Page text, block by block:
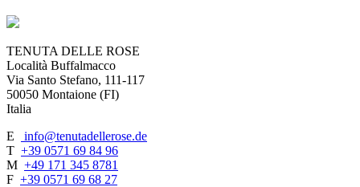
TENUTA DELLE ROSE
Località Buffalmacco
Via Santo Stefano, 111-117
50050 Montaione (FI)
Italia
E
info@tenutadellerose.de
T +39 0571 69 84 96
M +49 171 345 8781
F +39 0571 69 68 27